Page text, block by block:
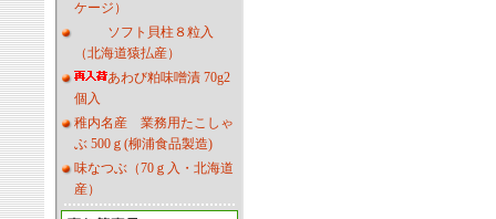
ケージ）
ソフト貝柱８粒入
（北海道猿払産）
あわび粕味噌漬 70g2
個入
稚内名産 業務用たこしゃ
ぶ 500ｇ(柳浦食品製造)
味なつぶ（70ｇ入・北海道
産）